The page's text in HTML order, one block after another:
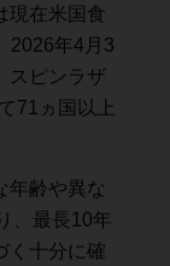
現在米国食
2026年4月3
スピンラザ
71ヵ国以上
年齢や異な
、最長10年
く十分に確